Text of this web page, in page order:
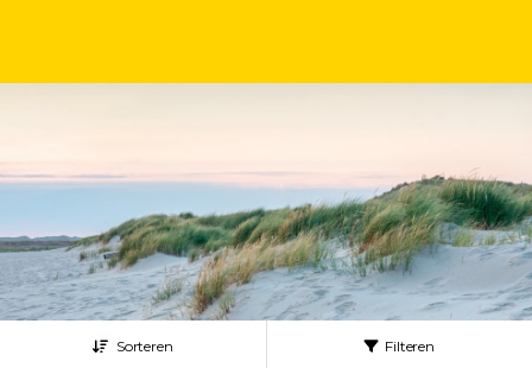
Sorteren Filteren